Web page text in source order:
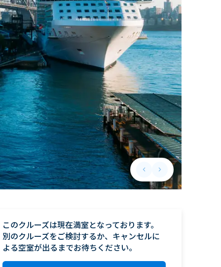
keyboard_arrow_leftPrevious slide
keyboard_arrow_rightNext slide
このクルーズは現在満室となっております。
別のクルーズをご検討するか、キャンセルに
よる空室が出るまでお待ちください。